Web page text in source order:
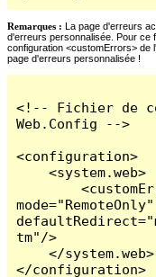
Remarques : La page d'erreurs
d'erreurs personnalisée. Pour ce
configuration <customErrors> de
page d'erreurs personnalisée !
<!-- Fichier de
Web.Config -->
<configuration>
    <system.web>
        <customErrors
mode="RemoteOnly"
tm"/>
    </system.web>
</configuration>